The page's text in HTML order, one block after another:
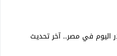
اليوم في مصر.. آخر تحديث